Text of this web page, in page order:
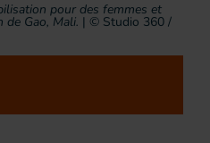
pour des femmes et
de Gao, Mali. | © Studio 360 /